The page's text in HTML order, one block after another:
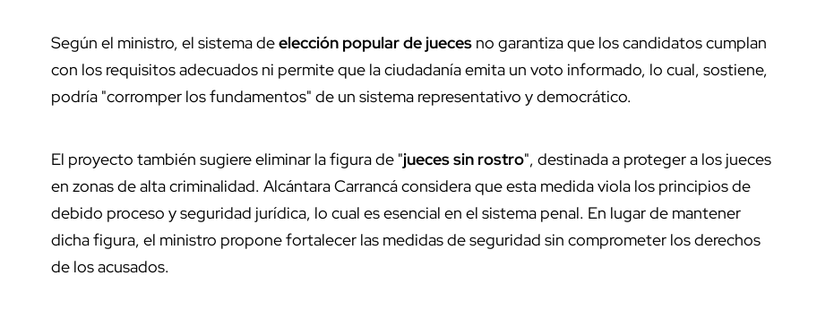
Según el ministro, el sistema deelección popular de jueces no garantiza que los candidatos cumplan
con los requisitos adecuados ni permite que la ciudadanía emita un voto informado, lo cual, sostiene,
podría "corromper los fundamentos" de un sistema representativo y democrático.
El proyecto también sugiere eliminar la figura de "jueces sin rostro", destinada a proteger a los jueces
en zonas de alta criminalidad. Alcántara Carrancá considera que esta medida viola los principios de
debido proceso y seguridad jurídica, lo cual es esencial en el sistema penal. En lugar de mantener
dicha figura, el ministro propone fortalecer las medidas de seguridad sin comprometer los derechos
de los acusados.